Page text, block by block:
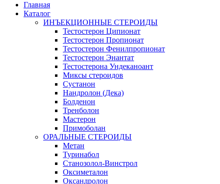
Главная
Каталог
ИНЪЕКЦИОННЫЕ СТЕРОИДЫ
Тестостерон Ципионат
Тестостерон Пропионат
Тестостерон Фенилпропионат
Тестостерон Энантат
Тестостерона Ундеканоант
Миксы стероидов
Сустанон
Нандролон (Дека)
Болденон
Тренболон
Мастерон
Примоболан
ОРАЛЬНЫЕ СТЕРОИДЫ
Метан
Туринабол
Станозолол-Винстрол
Оксиметалон
Оксандролон